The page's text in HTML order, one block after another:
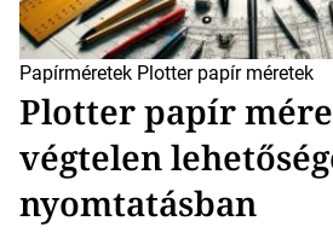
Papírméretek Plotter papír méretek
Plotter papír
végtelen
nyomtatásban